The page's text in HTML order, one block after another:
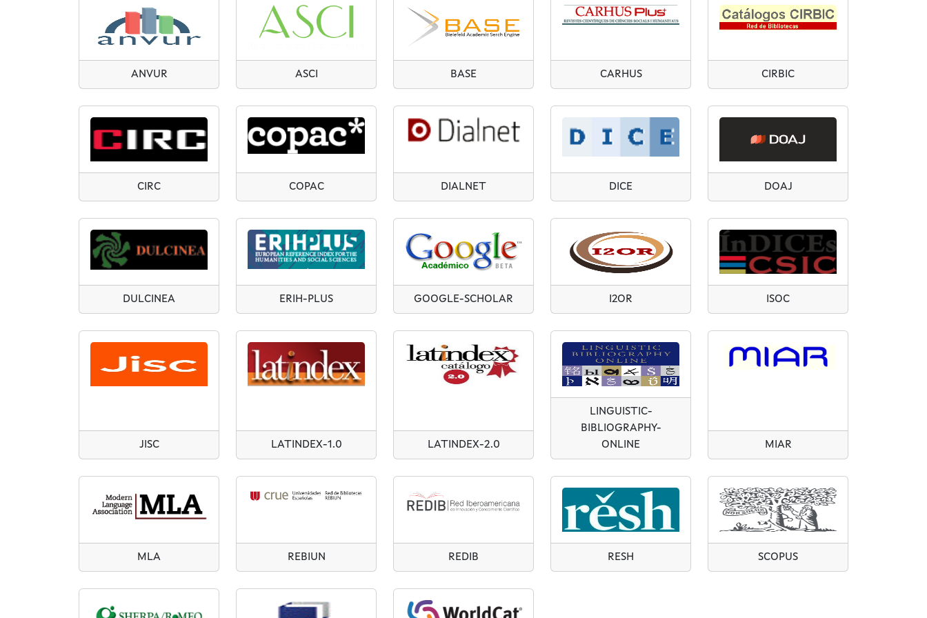
ANVUR ASCI BASE CARHUS CIRBIC
CIRC COPAC DIALNET DICE DOAJ
DULCINEA ERIH-PLUS GOOGLE-SCHOLAR I2OR ISOC
JISC LATINDEX-1.0 LATINDEX-2.0
LINGUISTIC-
BIBLIOGRAPHY-
ONLINE
MIAR
MLA REBIUN REDIB RESH SCOPUS